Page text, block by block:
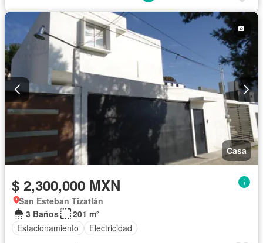
Casa
$ 2,300,000 MXN
San Esteban Tizatlán
3 Baños
201 m²
Estacionamiento
Electricidad